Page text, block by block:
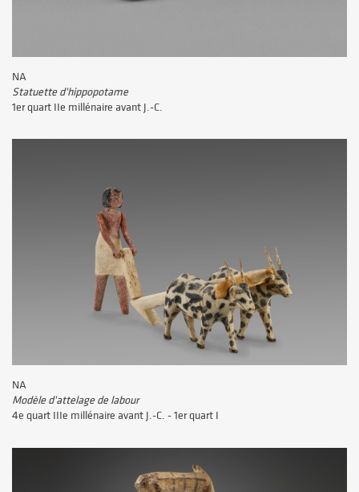
NA
Statuette d'hippopotame
1er quart IIe millénaire avant J.-C.
NA
Modèle d'attelage de labour
4e quart IIIe millénaire avant J.-C. - 1er quart I